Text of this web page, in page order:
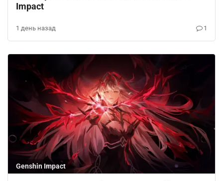
Impact
1 день назад 1
Genshin Impact